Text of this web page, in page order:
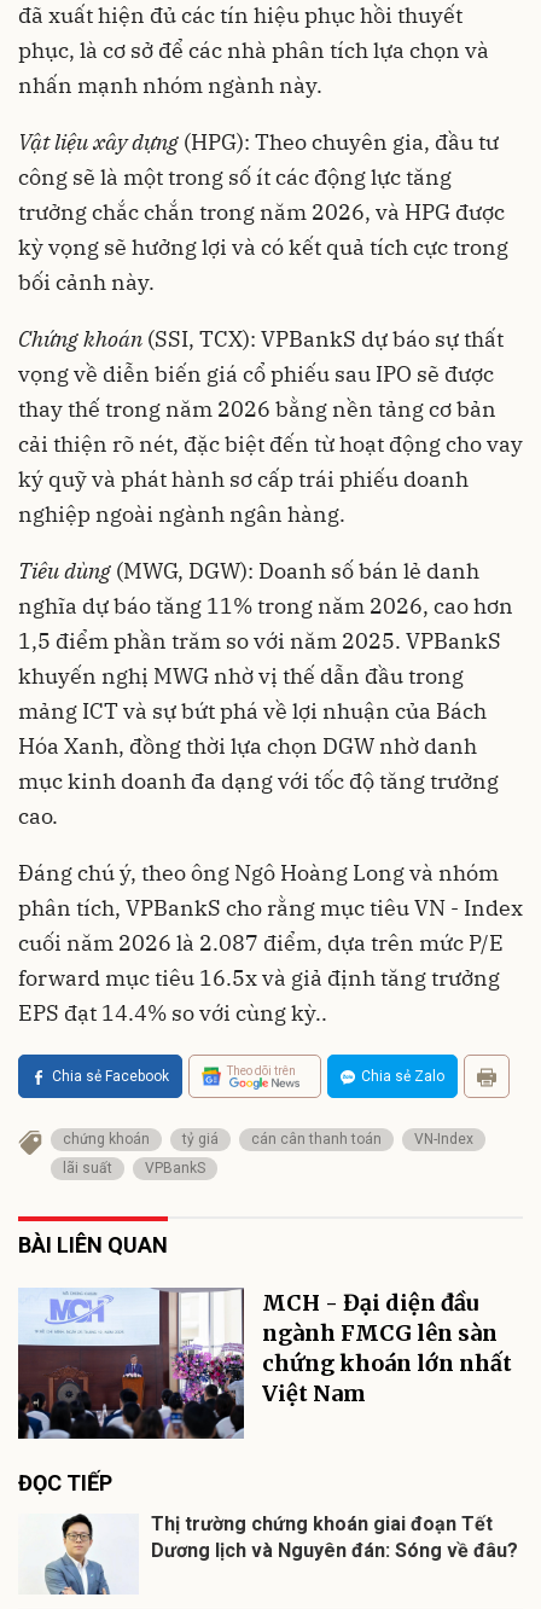
đã xuất hiện đủ các tín hiệu phục hồi thuyết
phục, là cơ sở để các nhà phân tích lựa chọn và
nhấn mạnh nhóm ngành này.
Vật liệu xây dựng (HPG): Theo chuyên gia, đầu tư
công sẽ là một trong số ít các động lực tăng
trưởng chắc chắn trong năm 2026, và HPG được
kỳ vọng sẽ hưởng lợi và có kết quả tích cực trong
bối cảnh này.
Chứng khoán (SSI, TCX): VPBankS dự báo sự thất
vọng về diễn biến giá cổ phiếu sau IPO sẽ được
thay thế trong năm 2026 bằng nền tảng cơ bản
cải thiện rõ nét, đặc biệt đến từ hoạt động cho vay
ký quỹ và phát hành sơ cấp trái phiếu doanh
nghiệp ngoài ngành ngân hàng.
Tiêu dùng (MWG, DGW): Doanh số bán lẻ danh
nghĩa dự báo tăng 11% trong năm 2026, cao hơn
1,5 điểm phần trăm so với năm 2025. VPBankS
khuyến nghị MWG nhờ vị thế dẫn đầu trong
mảng ICT và sự bứt phá về lợi nhuận của Bách
Hóa Xanh, đồng thời lựa chọn DGW nhờ danh
mục kinh doanh đa dạng với tốc độ tăng trưởng
cao.
Đáng chú ý, theo ông Ngô Hoàng Long và nhóm
phân tích, VPBankS cho rằng mục tiêu VN - Index
cuối năm 2026 là 2.087 điểm, dựa trên mức P/E
forward mục tiêu 16.5x và giả định tăng trưởng
EPS đạt 14.4% so với cùng kỳ..
Chia sẻ Facebook Theo dõi trên Chia sẻ Zalo
chứng khoán tỷ giá cán cân thanh toán
VN-Index
lãi suất
VPBankS
BÀI LIÊN QUAN
MCH - Đại diện đầu
ngành FMCG lên sàn
chứng khoán lớn nhất
Việt Nam
ĐỌC TIẾP
Thị trường chứng khoán giai đoạn Tết
Dương lịch và Nguyên đán: Sóng về đâu?